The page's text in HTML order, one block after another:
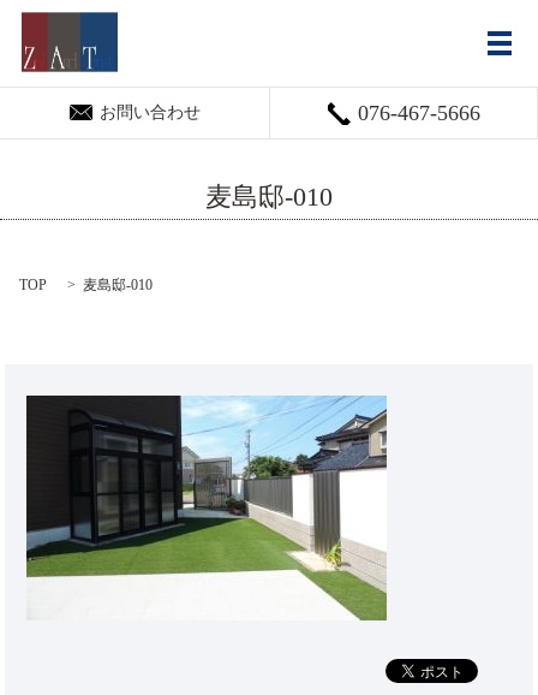
お問い合わせ 076-467-5666
メ
麦島邸-010
TOP 麦島邸-010